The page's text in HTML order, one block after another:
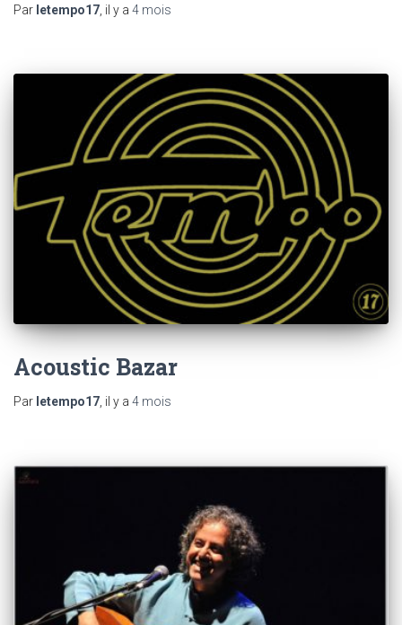
Par letempo17, il y a 4 mois
Acoustic Bazar
Par letempo17 , il y a 4 mois